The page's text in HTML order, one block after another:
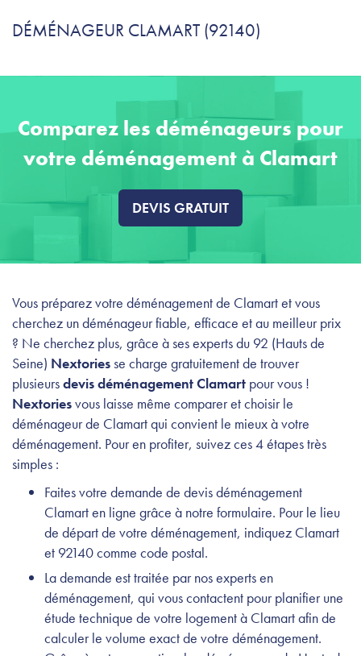
DÉMÉNAGEUR CLAMART (92140)
Comparez les déménageurs pour
votre déménagement à Clamart
DEVIS GRATUIT
Vous préparez votre déménagement de Clamart et vous
cherchez un déménageur fiable, efficace et au meilleur prix
? Ne cherchez plus, grâce à ses experts du 92 (Hauts de
Seine) Nextoriesse charge gratuitement de trouver
plusieursdevis déménagement Clamart pour vous !
Nextoriesvous laisse même comparer et choisir le
déménageur de Clamart qui convient le mieux à votre
déménagement. Pour en profiter, suivez ces 4 étapes très
simples :
Faites votre demande de devis déménagement
Clamart en ligne grâce à notre formulaire. Pour le lieu
de départ de votre déménagement, indiquez Clamart
et 92140 comme code postal.
La demande est traitée par nos experts en
déménagement, qui vous contactent pour planifier une
étude technique de votre logement à Clamart afin de
calculer le volume exact de votre déménagement.